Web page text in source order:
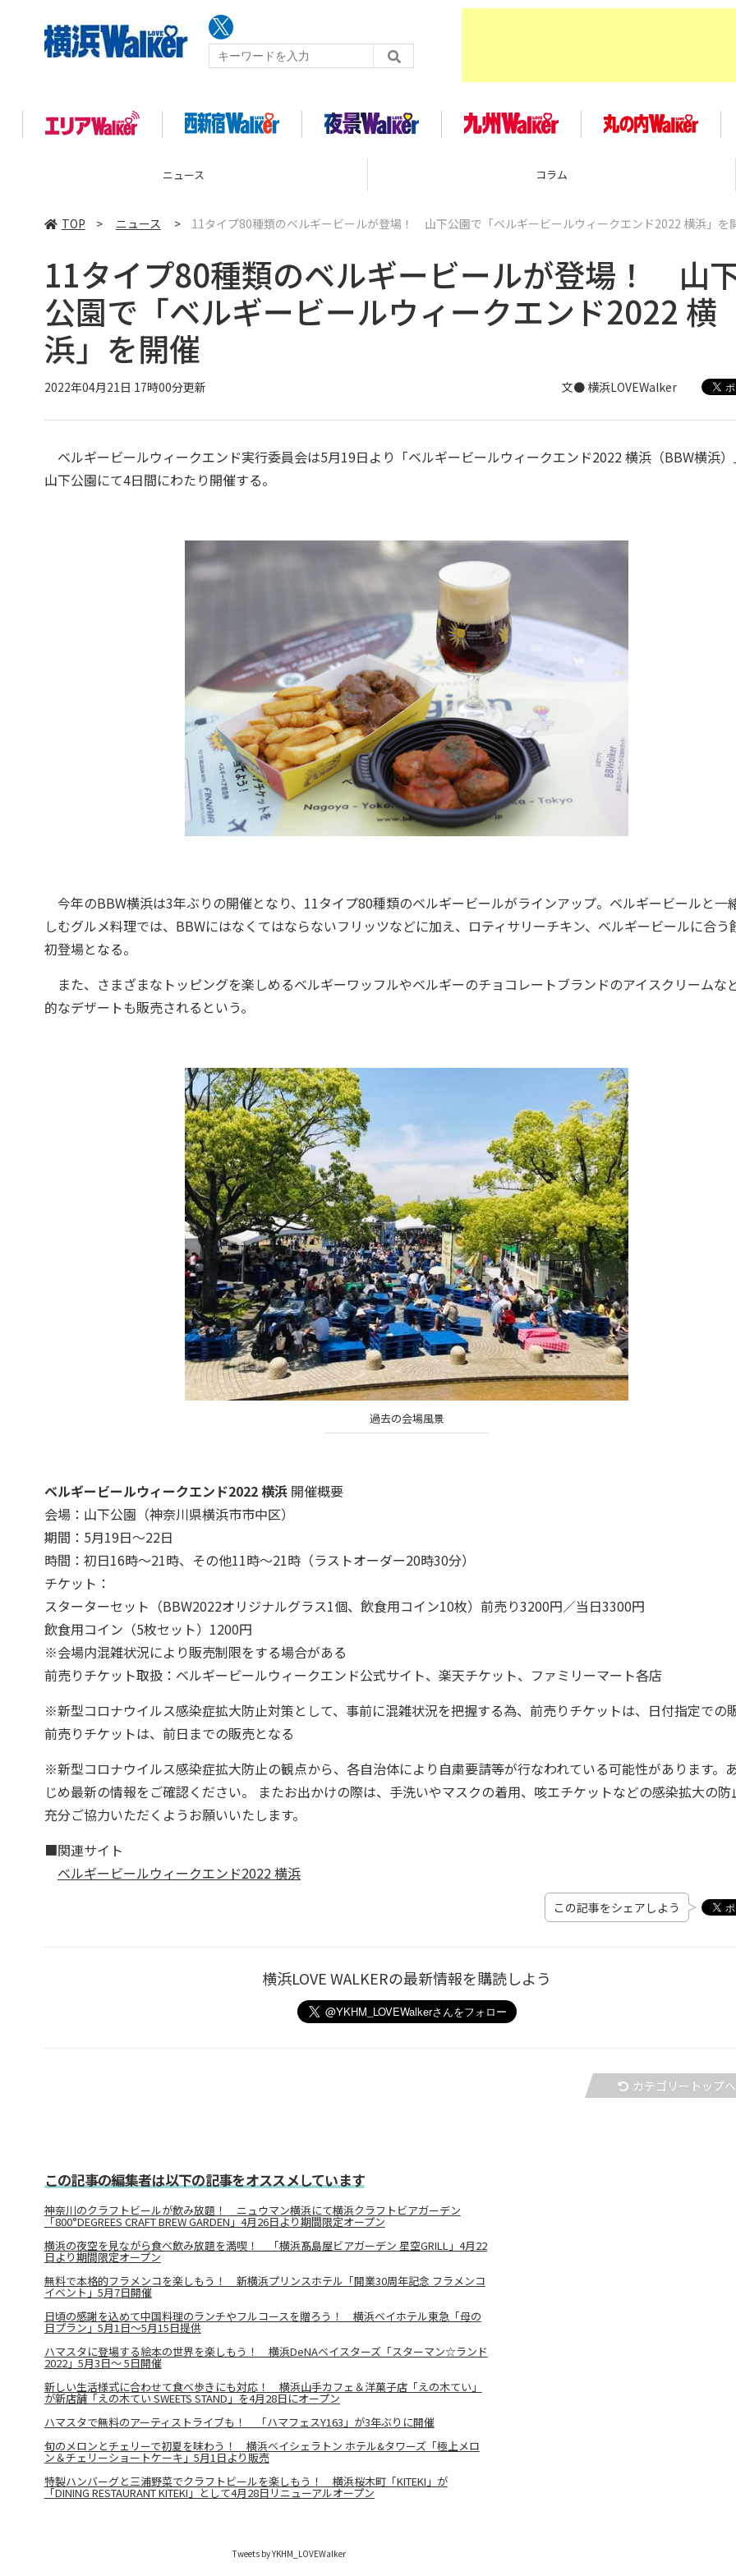
ニュース コラム
TOP > ニュース > 11タイプ80種類のベルギービールが登場！ 山下公園で「ベルギービールウィークエンド2022 横浜」を
11タイプ80種類のベルギービールが登場！ 山
公園で「ベルギービールウィークエンド2022 横
浜」を開催
2022年04月21日 17時00分更新 文● 横浜LOVEWalker
ベルギービールウィークエンド実行委員会は5月19日より「ベルギービールウィークエンド2022 横浜（BBW横浜
山下公園にて4日間にわたり開催する。
今年のBBW横浜は3年ぶりの開催となり、11タイプ80種類のベルギービールがラインアップ。ベルギービールと一
しむグルメ料理では、BBWにはなくてはならないフリッツなどに加え、ロティサリーチキン、ベルギービールに合う
初登場となる。
また、さまざまなトッピングを楽しめるベルギーワッフルやベルギーのチョコレートブランドのアイスクリームな
的なデザートも販売されるという。
過去の会場風景
ベルギービールウィークエンド2022 横浜開催概要
会場：山下公園（神奈川県横浜市市中区）
期間：5月19日～22日
時間：初日16時～21時、その他11時～21時（ラストオーダー20時30分）
チケット：
スターターセット（BBW2022オリジナルグラス1個、飲食用コイン10枚）前売り3200円／当日3300円
飲食用コイン（5枚セット）1200円
※会場内混雑状況により販売制限をする場合がある
前売りチケット取扱：ベルギービールウィークエンド公式サイト、楽天チケット、ファミリーマート各店
※新型コロナウイルス感染症拡大防止対策として、事前に混雑状況を把握する為、前売りチケットは、日付指定での
前売りチケットは、前日までの販売となる
※新型コロナウイルス感染症拡大防止の観点から、各自治体により自粛要請等が行なわれている可能性があります。
じめ最新の情報をご確認ください。 またお出かけの際は、手洗いやマスクの着用、咳エチケットなどの感染拡大の防
充分ご協力いただくようお願いいたします。
■関連サイト
ベルギービールウィークエンド2022 横浜
この記事をシェアしよう
横浜LOVE WALKERの最新情報を購読しよう
カテゴリートップへ
この記事の編集者は以下の記事をオススメしています
神奈川のクラフトビールが飲み放題！ ニュウマン横浜にて横浜クラフトビアガーデン
「800°DEGREES CRAFT BREW GARDEN」4月26日より期間限定オープン
横浜の夜空を見ながら食べ飲み放題を満喫！ 「横浜髙島屋ビアガーデン 星空GRILL」4月22
日より期間限定オープン
無料で本格的フラメンコを楽しもう！ 新横浜プリンスホテル「開業30周年記念 フラメンコ
イベント」5月7日開催
日頃の感謝を込めて中国料理のランチやフルコースを贈ろう！ 横浜ベイホテル東急「母の
日プラン」5月1日～5月15日提供
ハマスタに登場する絵本の世界を楽しもう！ 横浜DeNAベイスターズ「スターマン☆ランド
2022」5月3日～ 5日開催
新しい生活様式に合わせて食べ歩きにも対応！ 横浜山手カフェ＆洋菓子店「えの木てい」
が新店舗「えの木てい SWEETS STAND」を4月28日にオープン
ハマスタで無料のアーティストライブも！ 「ハマフェスY163」が3年ぶりに開催
旬のメロンとチェリーで初夏を味わう！ 横浜ベイシェラトン ホテル&タワーズ「極上メロ
ン＆チェリーショートケーキ」5月1日より販売
特製ハンバーグと三浦野菜でクラフトビールを楽しもう！ 横浜桜木町「KITEKI」が
「DINING RESTAURANT KITEKI」として4月28日リニューアルオープン
Tweets by YKHM_LOVEWalker